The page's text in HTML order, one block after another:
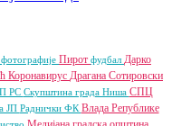
фотографије Пирот фудбал Дарко
Коронавирус Драгана Сотировски
РС Скупштина града Ниша СПЦ
ЈП Раднички ФК Влада Републике